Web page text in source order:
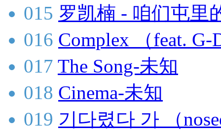
015 罗凯楠 - 咱们屯里
016 Complex （feat.
017 The Song-未知
018 Cinema-未知
019 기다렸다 가 （